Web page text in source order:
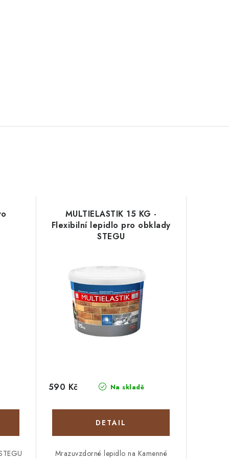
MULTIELASTIK 15 KG -
Flexibilní lepidlo pro obklady
STEGU
Na skladě
590 Kč
Mrazuvzdorné lepidlo na Kamenné